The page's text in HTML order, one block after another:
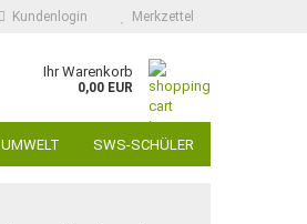
Kundenlogin Merkzettel
Ihr Warenkorb
0,00 EUR
UMWELT SWS-SCHÜLER